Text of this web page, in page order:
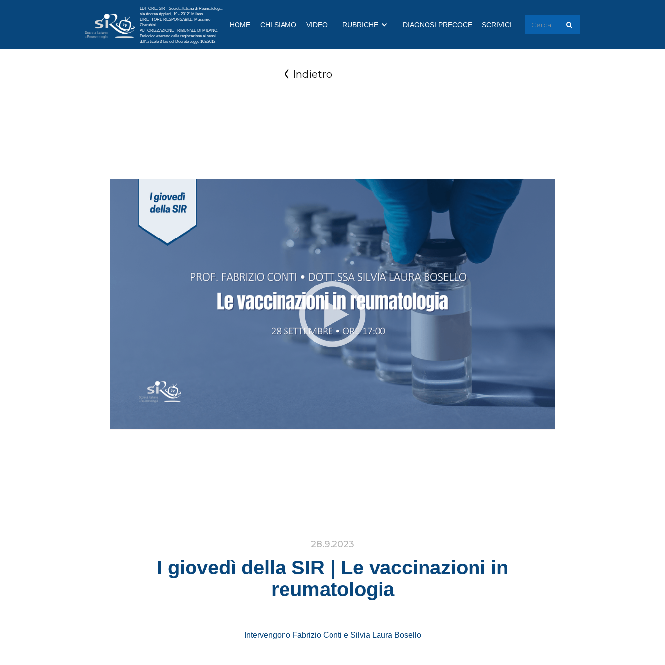
EDITORE: SIR - Società Italiana di Reumatologia
Via Andrea Appiani, 19 - 20121 Milano
DIRETTORE RESPONSABILE: Massimo
Cherubini
AUTORIZZAZIONE TRIBUNALE DI MILANO:
Periodico esentato dalla registrazione ai sensi
dell'articolo 3-bis del Decreto Legge 103/2012
HOME CHI SIAMO VIDEO RUBRICHE DIAGNOSI PRECOCE SCRIVICI
Indietro
28.9.2023
I giovedì della SIR | Le vaccinazioni in
reumatologia
Intervengono Fabrizio Conti e Silvia Laura Bosello